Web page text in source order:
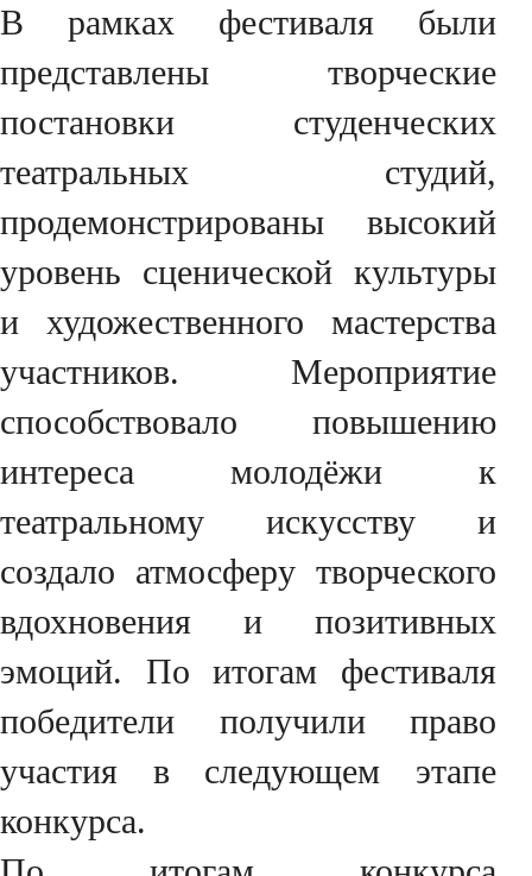
В рамках фестиваля были
представлены творческие
постановки студенческих
театральных студий,
продемонстрированы высокий
уровень сценической культуры
и художественного мастерства
участников. Мероприятие
способствовало повышению
интереса молодёжи к
театральному искусству и
создало атмосферу творческого
вдохновения и позитивных
эмоций. По итогам фестиваля
победители получили право
участия в следующем этапе
конкурса.